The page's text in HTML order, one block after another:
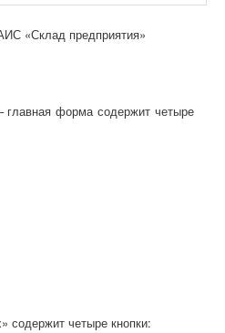
«Склад предприятия»
форма содержит четыре
содержит четыре кнопки: